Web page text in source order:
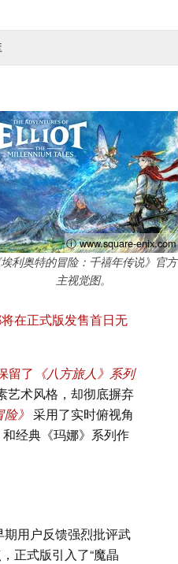
ⓘ www.square-enix.com
埃利奥特的冒险：千禧年传说》官方
主视觉图。
在正式版发售首日无
留了 《八方旅人》系列
术风格，却彻底摒弃
》 采用了实时俯视角
经典《玛娜》系列作
用户反馈强烈批评武
正式版引入了“魔晶